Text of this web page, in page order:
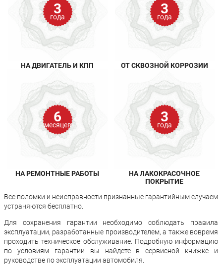
3
года
НА ДВИГАТЕЛЬ И КПП
3
года
ОТ СКВОЗНОЙ КОРРОЗИИ
6
месяцев
НА РЕМОНТНЫЕ РАБОТЫ
3
года
НА ЛАКОКРАСОЧНОЕ
ПОКРЫТИЕ
Все поломки и неисправности признанные гарантийным случаем
устраняются бесплатно.
Для сохранения гарантии необходимо соблюдать правила
эксплуатации, разработанные производителем, а также вовремя
проходить техническое обслуживание. Подробную информацию
по условиям гарантии вы найдете в сервисной книжке и
руководстве по эксплуатации автомобиля.